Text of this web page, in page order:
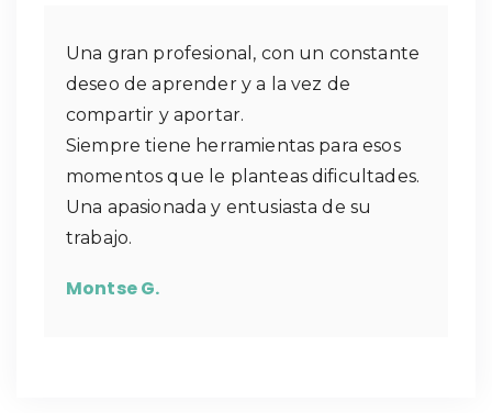
Una gran profesional, con un constante
deseo de aprender y a la vez de
compartir y aportar.
Siempre tiene herramientas para esos
momentos que le planteas dificultades.
Una apasionada y entusiasta de su
trabajo.
Montse G.